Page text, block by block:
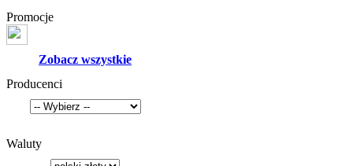
Promocje
Zobacz wszystkie
Producenci
Waluty